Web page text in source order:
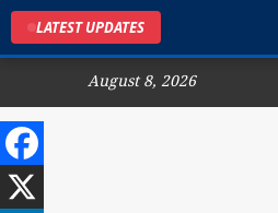
LATEST UPDATES
August 8, 2026